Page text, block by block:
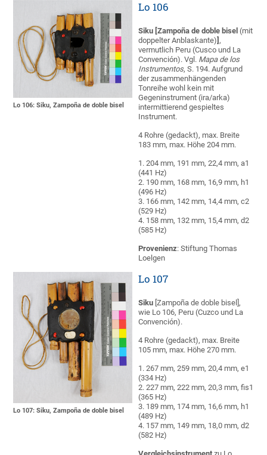
Lo 106: Siku, Zampoña de doble bisel
Lo 106
Siku [Zampoña de doble bisel (mit
doppelter Anblaskante)],
vermutlich Peru (Cusco und La
Convención). Vgl. Mapa de los
Instrumentos, S. 194. Aufgrund
der zusammenhängenden
Tonreihe wohl kein mit
Gegeninstrument (ira/arka)
intermittierend gespieltes
Instrument.
4 Rohre (gedackt), max. Breite
183 mm, max. Höhe 204 mm.
1. 204 mm, 191 mm, 22,4 mm, a1
(441 Hz)
2. 190 mm, 168 mm, 16,9 mm, h1
(496 Hz)
3. 166 mm, 142 mm, 14,4 mm, c2
(529 Hz)
4. 158 mm, 132 mm, 15,4 mm, d2
(585 Hz)
Provenienz: Stiftung Thomas
Loelgen
Lo 107: Siku, Zampoña de doble bisel
Lo 107
Siku [Zampoña de doble bisel],
wie Lo 106, Peru (Cuzco und La
Convención).
4 Rohre (gedackt), max. Breite
105 mm, max. Höhe 270 mm.
1. 267 mm, 259 mm, 20,4 mm, e1
(334 Hz)
2. 227 mm, 222 mm, 20,3 mm, fis1
(365 Hz)
3. 189 mm, 174 mm, 16,6 mm, h1
(489 Hz)
4. 157 mm, 149 mm, 18,0 mm, d2
(582 Hz)